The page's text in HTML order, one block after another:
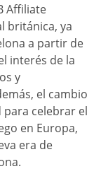
Affiliate
británica, ya
a partir de
interés de la
y
el cambio
celebrar el
en Europa,
era de